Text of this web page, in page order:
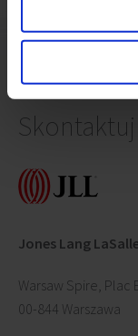
Jones Lang
Warsaw Spire, Plac
00-844 Warszawa